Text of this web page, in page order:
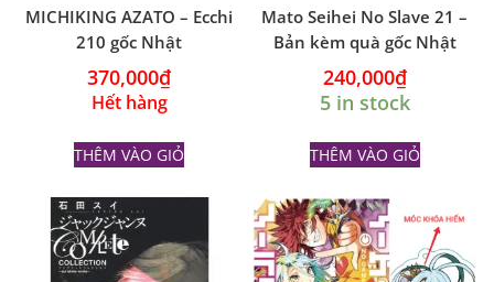
MICHIKING AZATO – Ecchi
210 gốc Nhật
370,000₫
Hết hàng
THÊM VÀO GIỎ
Mato Seihei No Slave 21 –
Bản kèm quà gốc Nhật
240,000₫
5 in stock
THÊM VÀO GIỎ